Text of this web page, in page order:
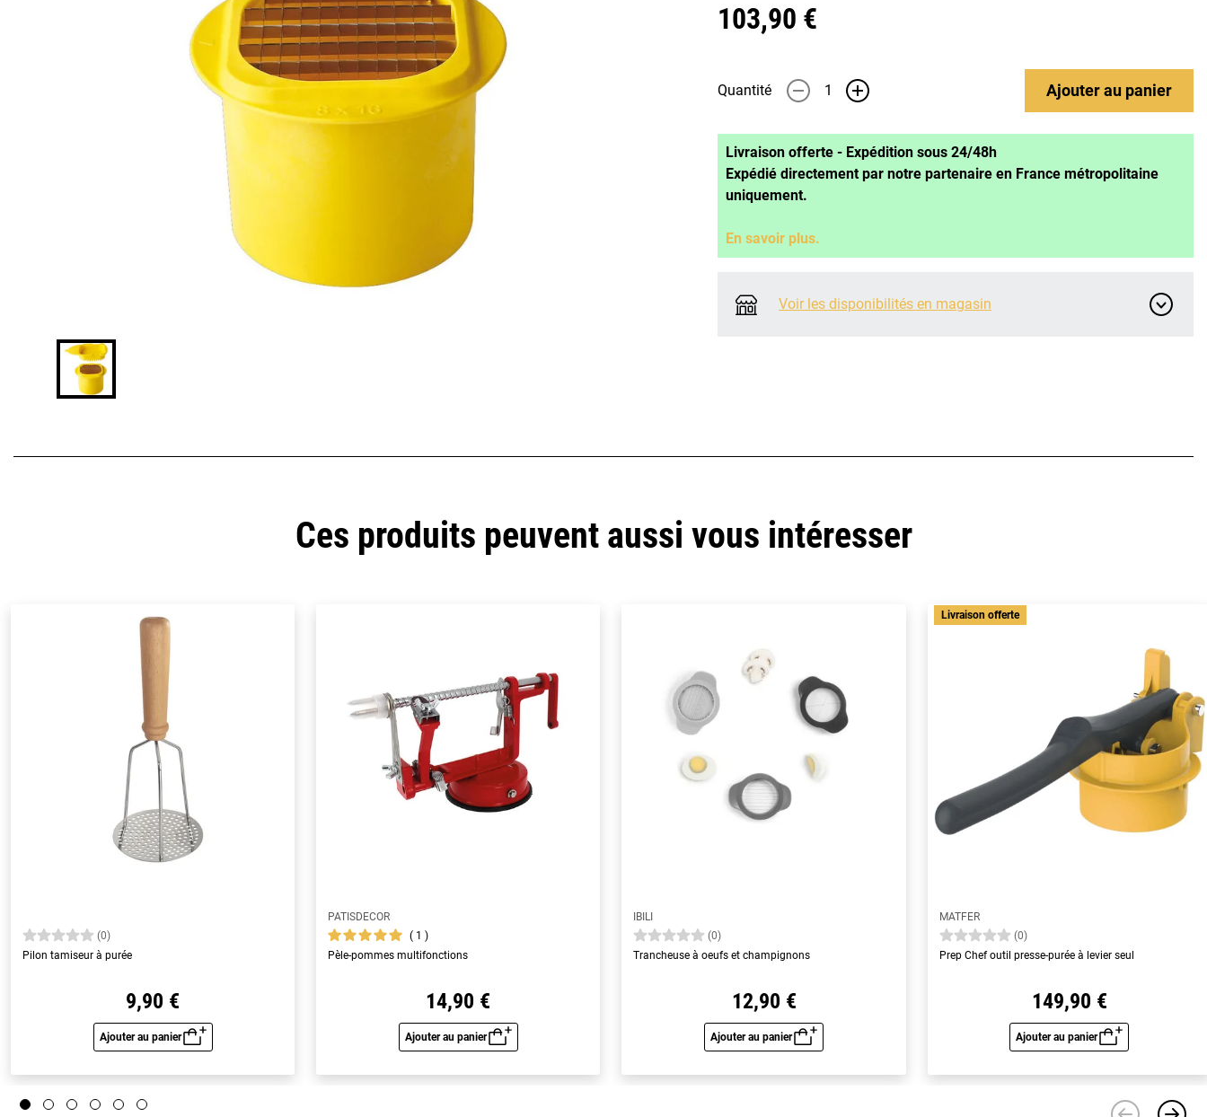
103,90 €
Quantité - + Ajouterau panier
Livraison offerte - Expédition sous 24/48h
Expédié directement par notre partenaire en France métropolitaine
uniquement.
En savoir plus.
Voir les disponibilités en magasin
Ces produits peuvent aussi vous intéresser
(0)
Pilon tamiseur à purée
9,90 €
Ajouter au panier
Aperçu rapide
PATISDECOR
1
Pèle-pommes multifonctions
14,90 €
Ajouter au panier
Aperçu rapide
IBILI
(0)
Trancheuse à oeufs et champignons
12,90 €
Ajouter au panier
Aperçu rapide
MATFER
(0)
Prep Chef outil presse-purée à levier seul
149,90 €
Ajouter au panier
Aperçu rapide
Livraison offerte